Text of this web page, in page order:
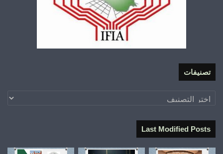
تصنيفات
تصنيفات
Last Modified Posts